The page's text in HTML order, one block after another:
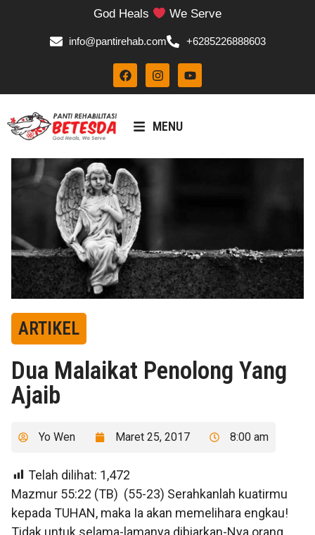
God Heals We Serve
info@pantirehab.com +6285226888603
MENU
ARTIKEL
Dua Malaikat Penolong Yang
Ajaib
Yo Wen Maret 25, 2017 8:00 am
Telah dilihat: 1,472
Mazmur 55:22 (TB) (55-23) Serahkanlah kuatirmu
kepada TUHAN, maka Ia akan memelihara engkau!
Tidak untuk selama-lamanya dibiarkan-Nya orang